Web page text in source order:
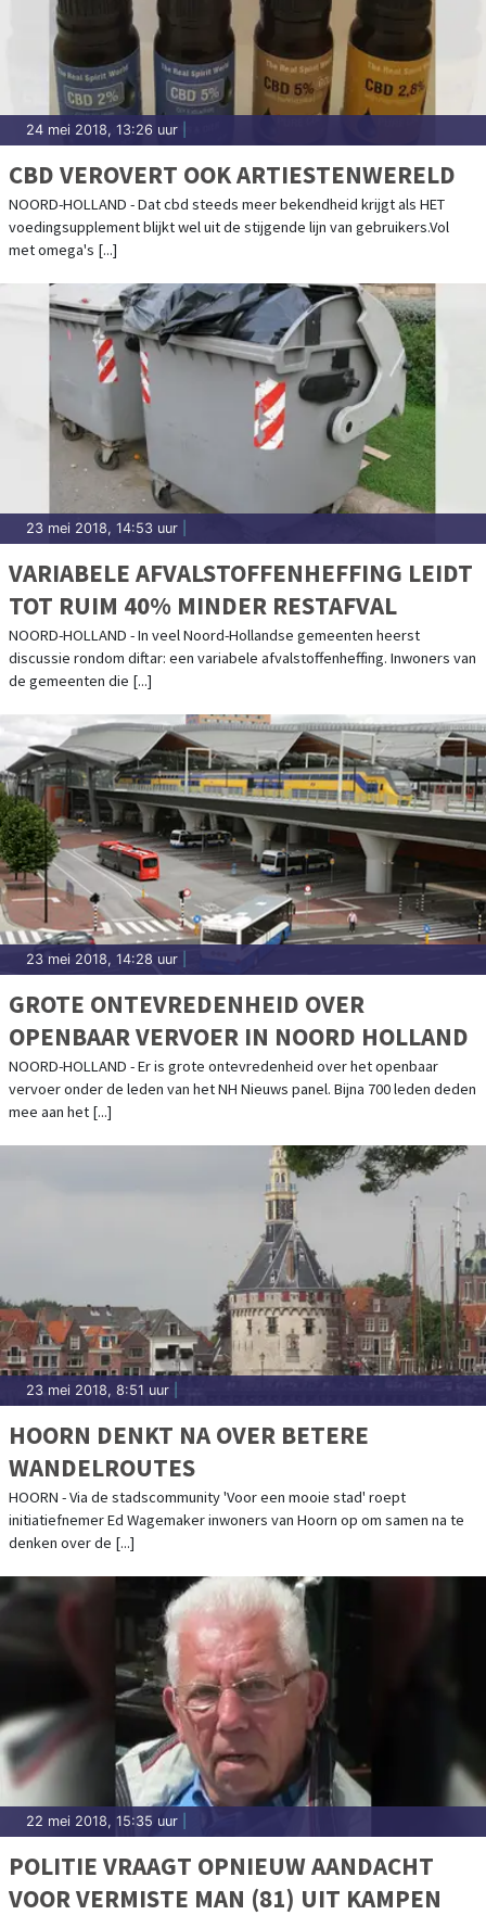
24 mei 2018, 13:26 uur
CBD VEROVERT OOK ARTIESTENWERELD
NOORD-HOLLAND - Dat cbd steeds meer bekendheid krijgt als HET
voedingsupplement blijkt wel uit de stijgende lijn van gebruikers.Vol
met omega's [...]
23 mei 2018, 14:53 uur
VARIABELE AFVALSTOFFENHEFFING LEIDT
TOT RUIM 40% MINDER RESTAFVAL
NOORD-HOLLAND - In veel Noord-Hollandse gemeenten heerst
discussie rondom diftar: een variabele afvalstoffenheffing. Inwoners van
de gemeenten die [...]
23 mei 2018, 14:28 uur
GROTE ONTEVREDENHEID OVER
OPENBAAR VERVOER IN NOORD HOLLAND
NOORD-HOLLAND - Er is grote ontevredenheid over het openbaar
vervoer onder de leden van het NH Nieuws panel. Bijna 700 leden deden
mee aan het [...]
23 mei 2018, 8:51 uur
HOORN DENKT NA OVER BETERE
WANDELROUTES
HOORN - Via de stadscommunity 'Voor een mooie stad' roept
initiatiefnemer Ed Wagemaker inwoners van Hoorn op om samen na te
denken over de [...]
22 mei 2018, 15:35 uur
POLITIE VRAAGT OPNIEUW AANDACHT
VOOR VERMISTE MAN (81) UIT KAMPEN